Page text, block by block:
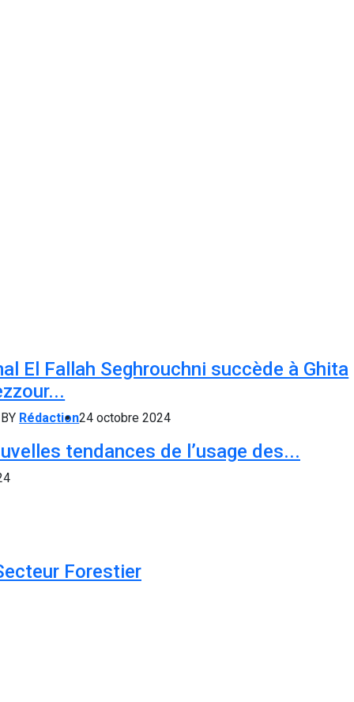
El Fallah Seghrouchni succède à Ghita
BY Rédaction24 octobre 2024
tendances de l’usage des...
Forestier